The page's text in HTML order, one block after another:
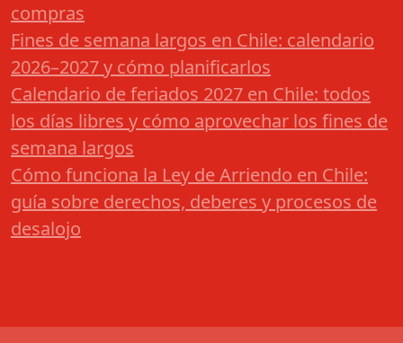
compras
Fines de semana largos en Chile: calendario
2026–2027 y cómo planificarlos
Calendario de feriados 2027 en Chile: todos
los días libres y cómo aprovechar los fines de
semana largos
Cómo funciona la Ley de Arriendo en Chile:
guía sobre derechos, deberes y procesos de
desalojo